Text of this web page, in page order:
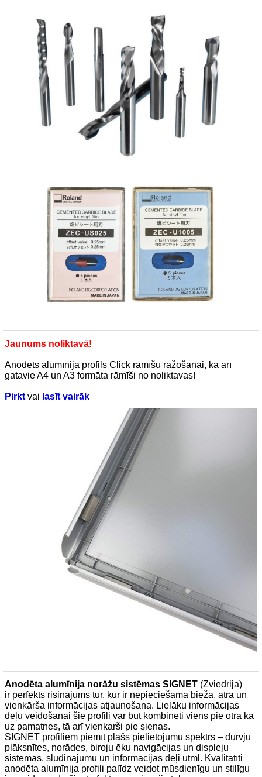
Jaunums noliktavā!
Anodēts alumīnija profils Click rāmīšu ražošanai, ka arī
gatavie A4 un A3 formāta rāmīši no noliktavas!
Pirkt vai lasīt vairāk
Anodēta alumīnija norāžu sistēmas SIGNET (Zviedrija)
ir perfekts risinājums tur, kur ir nepieciešama bieža, ātra un
vienkārša informācijas atjaunošana. Lielāku informācijas
dēļu veidošanai šie profili var būt kombinēti viens pie otra kā
uz pamatnes, tā arī vienkarši pie sienas.
SIGNET profiliem piemīt plašs pielietojumu spektrs – durvju
plāksnītes, norādes, biroju ēku navigācijas un displeju
sistēmas, sludinājumu un informācijas dēļi utml. Kvalitatīti
anodēta alumīnija profili palīdz veidot mūsdienīgu un stilīgu